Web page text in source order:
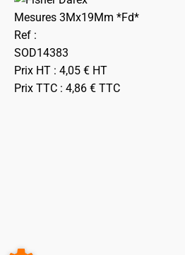
Mesures 3Mx19Mm *Fd*
Ref :
SOD14383
Prix HT : 4,05 € HT
Prix TTC : 4,86 € TTC